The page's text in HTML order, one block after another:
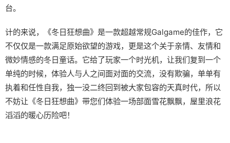
台。
计的来说，《冬日狂想曲》是一款​​超越常规Galgame的佳作​​，它
不仅仅是一款满足原始欲望的游戏，更是这个关于亲情、友情和
微妙情感的冬日童话。它给了玩家一个时光机，让我们复到一个
单纯的时候，体验人与人之间面对面的交流，没有欺骗，单单有
执着和任性自我，独一没二终回到被大家包容的天真时代，所以
不妨让《冬日狂想曲》带您们体验一场​​部面雪花飘飘，屋里浪花
滔滔​​的暖心历险吧！